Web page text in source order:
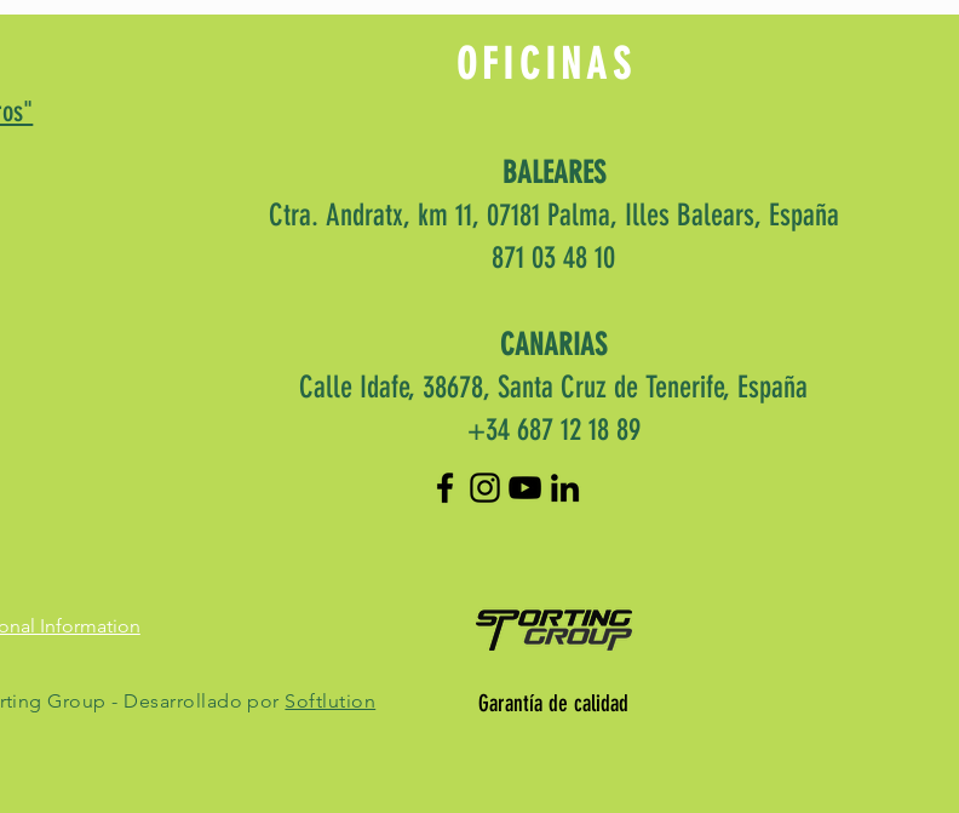
OFICINAS
BALEARES
Ctra. Andratx, km 11, 07181 Palma, Illes Balears, España
871 03 48 10
CANARIAS
Calle Idafe, 38678, Santa Cruz de Tenerife, España
+34 687 12 18 89
Information
Garantía de calidad
Group - Desarrollado por Softlution